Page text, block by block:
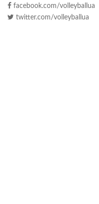
facebook.com/volleyballua
twitter.com/volleyballua